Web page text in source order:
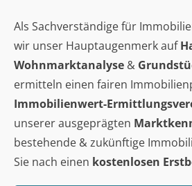
Als Sachverständige für
wir unser Hauptaugenmerk auf
Wohnmarktanalyse &
ermitteln einen fairen
Immobilienwert-
unserer ausgeprägten
bestehende & zukünftige
Sie nach einen kostenlosen